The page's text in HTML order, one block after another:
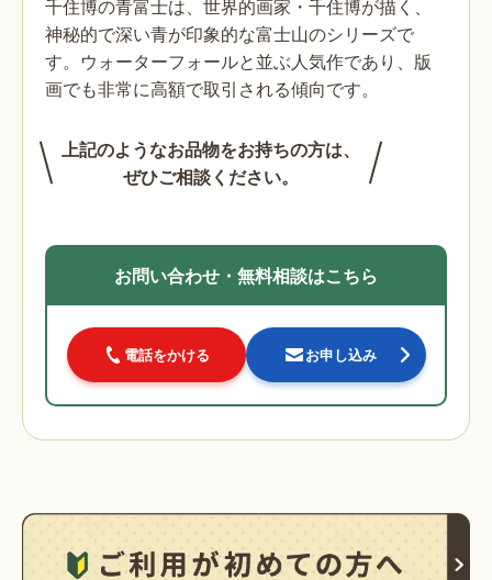
千住博の青富士は、世界的画家・千住博が描く、
神秘的で深い青が印象的な富士山のシリーズで
す。ウォーターフォールと並ぶ人気作であり、版
画でも非常に高額で取引される傾向です。
上記のようなお品物をお持ちの方は、
ぜひご相談ください。
お問い合わせ・無料相談はこちら
電話をかける お申し込み